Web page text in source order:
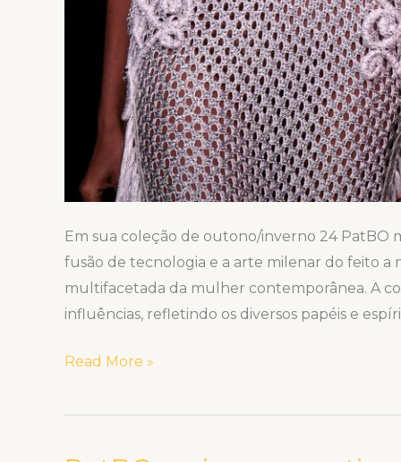
Em sua coleção de outono/inverno 24 PatBO
fusão de tecnologia e a arte milenar do feito
multifacetada da mulher contemporânea. A
influências, refletindo os diversos papéis e
Read More »